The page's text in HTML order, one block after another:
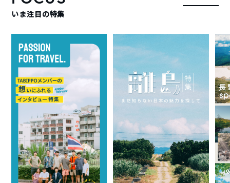
いま注目の特集